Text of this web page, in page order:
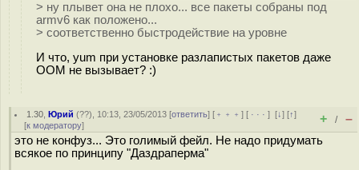
> ну плывет она не плохо... все пакеты собраны под
armv6 как положено...
> соответственно быстродействие на уровне
И что, yum при установке разлапистых пакетов даже
OOM не вызывает? :)
1.30 ,Юрий (??), 10:13, 23/05/2013 [ответить] [ ﹢﹢﹢] [ · · ·][↓] [↑]
[к модератору] + / –
это не конфуз... Это голимый фейл. Не надо придумать
всякое по принципу "Даздраперма"